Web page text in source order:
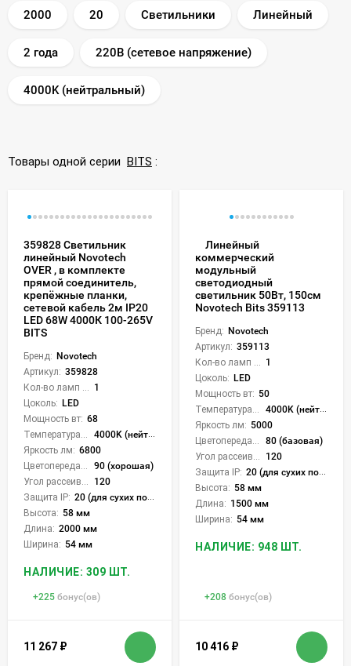
2000 20 Светильники Линейный
2 года 220В (сетевое напряжение)
4000K (нейтральный)
Товары одной серии BITS :
359828 Светильник
линейный Novotech
OVER , в комплекте
прямой соединитель,
крепёжные планки,
сетевой кабель 2м IP20
LED 68W 4000К 100-265V
BITS
Бренд: Novotech
Артикул: 359828
1
Цоколь: LED
Мощность вт: 68
4000K (нейтральный)
Яркость лм: 6800
90 (хорошая)
120
Защита IP: 20 (для сухих пом.)
Высота: 58 мм
Длина: 2000 мм
Ширина: 54 мм
НАЛИЧИЕ: 309 ШТ.
+225 бонус(ов)
11 267 ₽
Линейный
коммерческий
модульный
светодиодный
светильник 50Вт, 150см
Novotech Bits 359113
Бренд: Novotech
Артикул: 359113
Кол-во ламп или LED: 1
Цоколь: LED
Мощность вт: 50
Температура света:
4000K (нейтральный)
Яркость лм: 5000
Цветопередача (CRI):
80 (базовая)
Угол рассеивания света °:
120
Защита IP: 20 (для сухих пом.)
Высота: 58 мм
Длина: 1500 мм
Ширина: 54 мм
НАЛИЧИЕ: 948 ШТ.
+208 бонус(ов)
10 416 ₽